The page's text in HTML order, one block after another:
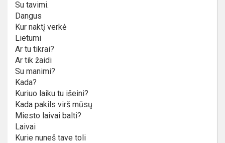
Su tavimi.
Dangus
Kur naktį verkė
Lietumi
Ar tu tikrai?
Ar tik žaidi
Su manimi?
Kada?
Kuriuo laiku tu išeini?
Kada pakils virš mūsų
Miesto laivai balti?
Laivai
Kurie nuneš tave toli